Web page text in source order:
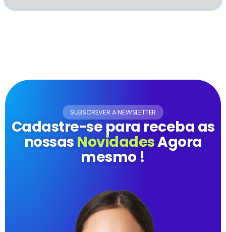
SUBSCREVER A NEWSLETTER
Cadastre-se para receba as
nossas NovidadesAgora
mesmo !